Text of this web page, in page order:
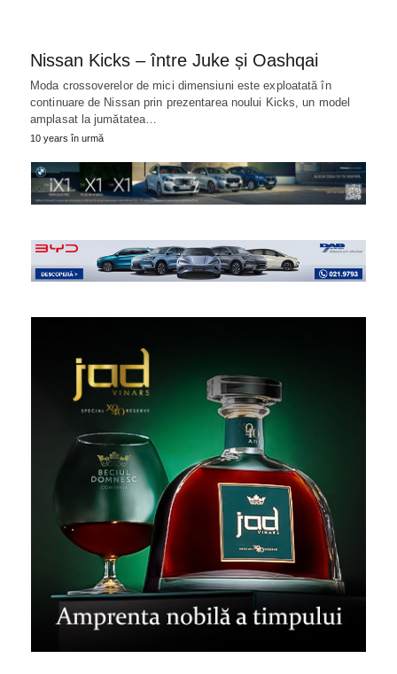
Nissan Kicks – între Juke și Oashqai
Moda crossoverelor de mici dimensiuni este exploatată în
continuare de Nissan prin prezentarea noului Kicks, un model
amplasat la jumătatea…
10 years în urmă